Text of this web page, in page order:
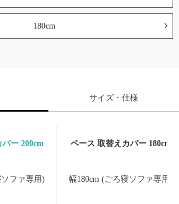
180cm
サイズ・仕様
ー 200cm ペース 取替えカバー 180cm
ファ専用) 幅180cm (ごろ寝ソファ専用)